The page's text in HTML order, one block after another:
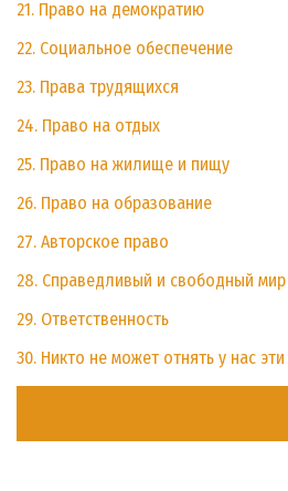
21. Право на демократию
22. Социальное обеспечение
23. Права трудящихся
24. Право на отдых
25. Право на жилище и пищу
26. Право на образование
27. Авторское право
28. Справедливый и свободный мир
29. Ответственность
30. Никто не может отнять у нас